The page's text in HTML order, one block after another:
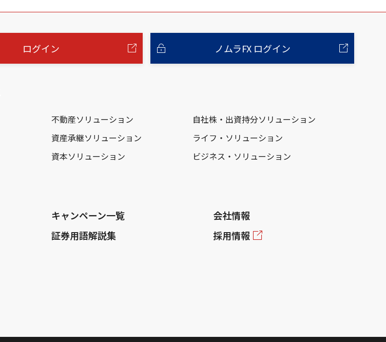
ログイン ノムラFX ログイン
不動産ソリューション
自社株・出資持分ソリューション
資産承継ソリューション
ライフ・ソリューション
資本ソリューション
ビジネス・ソリューション
キャンペーン一覧
証券用語解説集
会社情報
採用情報